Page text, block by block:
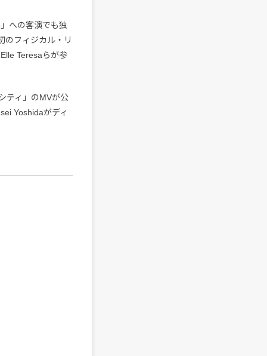
への客演でも独
のフィジカル・リ
Teresaらが参
ティ」のMVが公
Yoshidaがディ